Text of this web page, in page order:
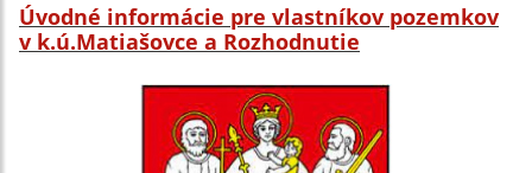
Úvodné informácie pre vlastníkov pozemkov
v k.ú.Matiašovce a Rozhodnutie